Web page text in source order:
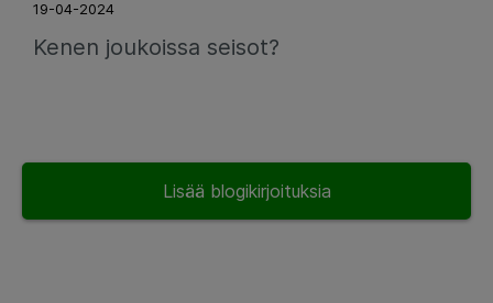
19-04-2024
Kenen joukoissa seisot?
Lisää blogikirjoituksia